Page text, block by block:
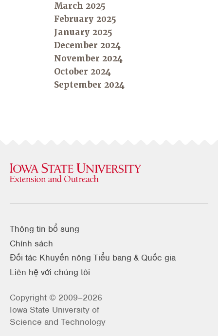
March 2025
February 2025
January 2025
December 2024
November 2024
October 2024
September 2024
Thông tin bổ sung
Chính sách
Đối tác Khuyến nông Tiểu bang & Quốc gia
Liên hệ với chúng tôi
Copyright © 2009–2026
Iowa State University of
Science and Technology